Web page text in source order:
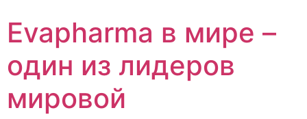
содержимому
Evapharma в мире –
один из лидеров
мировой